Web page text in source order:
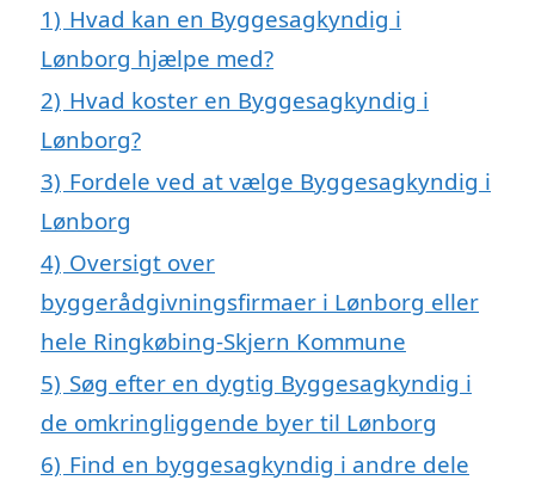
1) Hvad kan en Byggesagkyndig i
Lønborg hjælpe med?
2) Hvad koster en Byggesagkyndig i
Lønborg?
3) Fordele ved at vælge Byggesagkyndig i
Lønborg
4) Oversigt over
byggerådgivningsfirmaer i Lønborg eller
hele Ringkøbing-Skjern Kommune
5) Søg efter en dygtig Byggesagkyndig i
de omkringliggende byer til Lønborg
6) Find en byggesagkyndig i andre dele